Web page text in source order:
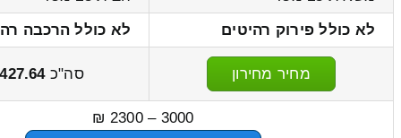
לא כולל פירוק רהיטים
לא כולל הרכבה
מחיר מחירון סה"כ
3000 – 2300 ₪